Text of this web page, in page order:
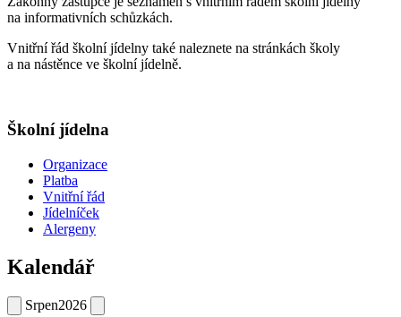
na informativních schůzkách.
Vnitřní řád školní jídelny také naleznete na stránkách školy
a na nástěnce ve školní jídelně.
Školní jídelna
Organizace
Platba
Vnitřní řád
Jídelníček
Alergeny
Kalendář
Srpen2026